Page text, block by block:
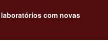
com novas
uma história construída